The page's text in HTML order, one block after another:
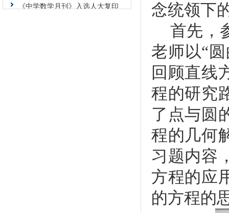
念统领下
首先，
老师以“
回顾直线
程的研究
了点与圆
程的几何
习题内容
方程的应
的方程的